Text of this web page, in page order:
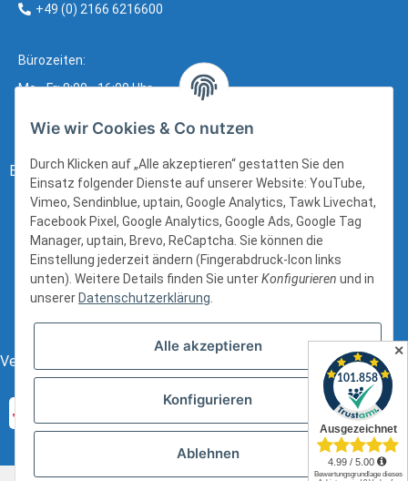
+49 (0) 2166 6216600
Bürozeiten:
Mo - Fr: 8:00 - 16:00 Uhr
Bezahlung:
Versand:
Wie wir Cookies & Co nutzen
Durch Klicken auf „Alle akzeptieren“ gestatten Sie den
Einsatz folgender Dienste auf unserer Website: YouTube,
Vimeo, Sendinblue, uptain, Google Analytics, Tawk Livechat,
Facebook Pixel, Google Analytics, Google Ads, Google Tag
Manager, uptain, Brevo, ReCaptcha. Sie können die
Einstellung jederzeit ändern (Fingerabdruck-Icon links
unten). Weitere Details finden Sie unterKonfigurieren und in
unserer Datenschutzerklärung.
Alle akzeptieren
Konfigurieren
Ablehnen
✕